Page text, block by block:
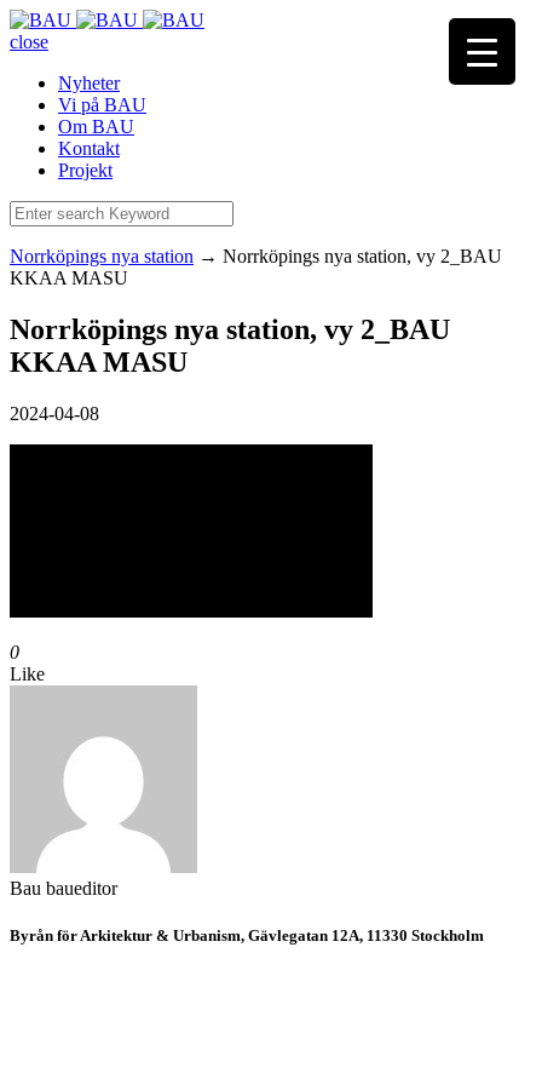
close
Nyheter
Vi på BAU
Om BAU
Kontakt
Projekt
Norrköpings nya station → Norrköpings nya station, vy 2_BAU
KKAA MASU
Norrköpings nya station, vy 2_BAU
KKAA MASU
2024-04-08
0
Like
Bau baueditor
Byrån för Arkitektur & Urbanism, Gävlegatan 12A, 11330 Stockholm